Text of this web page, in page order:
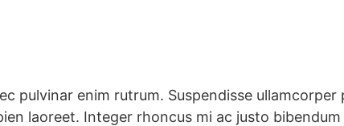
pulvinar enim rutrum. Suspendisse ullamcorper
laoreet. Integer rhoncus mi ac justo